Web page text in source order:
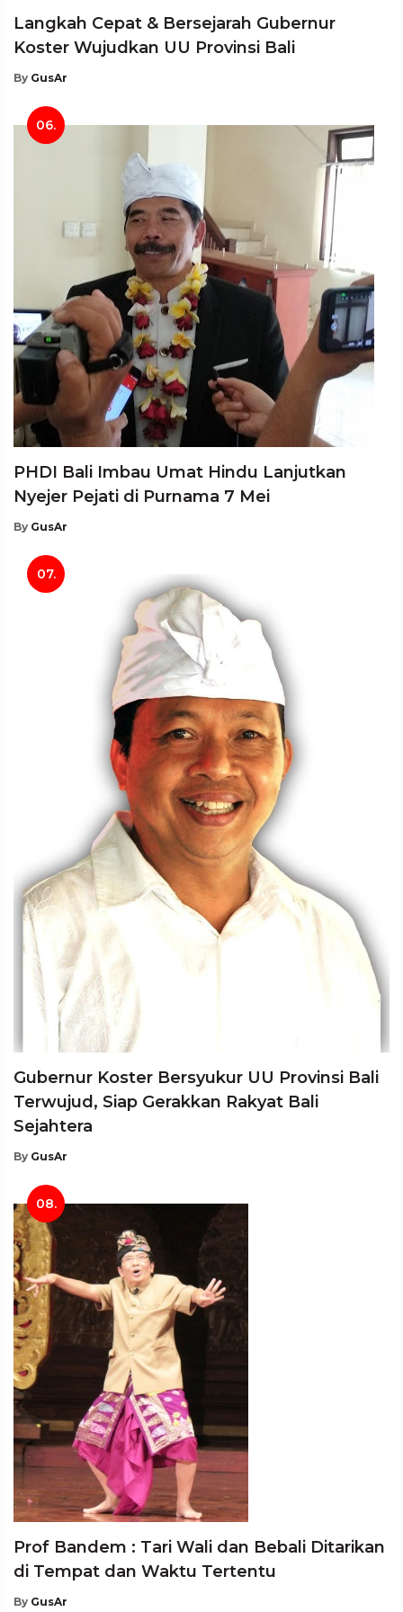
Langkah Cepat & Bersejarah Gubernur
Koster Wujudkan UU Provinsi Bali
By GusAr
06.
PHDI Bali Imbau Umat Hindu Lanjutkan
Nyejer Pejati di Purnama 7 Mei
By GusAr
07.
Gubernur Koster Bersyukur UU Provinsi Bali
Terwujud, Siap Gerakkan Rakyat Bali
Sejahtera
By GusAr
08.
Prof Bandem : Tari Wali dan Bebali Ditarikan
di Tempat dan Waktu Tertentu
By GusAr